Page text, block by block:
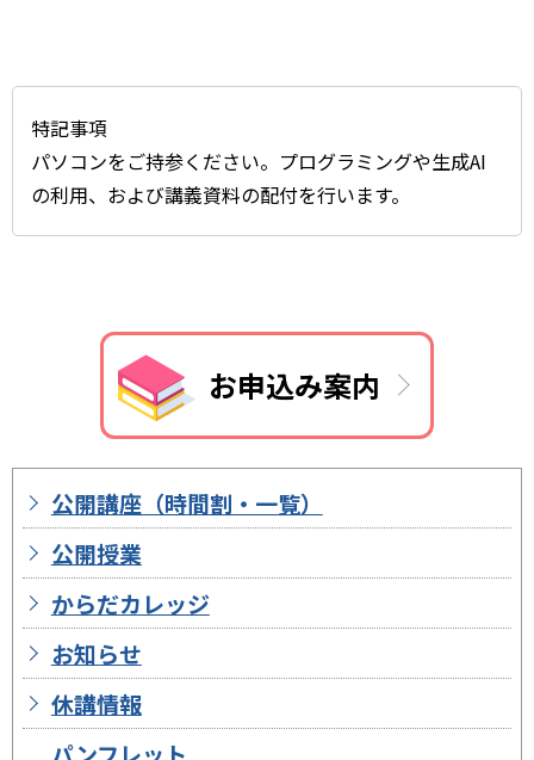
特記事項
パソコンをご持参ください。プログラミングや生成AI
の利用、および講義資料の配付を行います。
お申込み案内
公開講座（時間割・一覧）
公開授業
からだカレッジ
お知らせ
休講情報
パンフレット